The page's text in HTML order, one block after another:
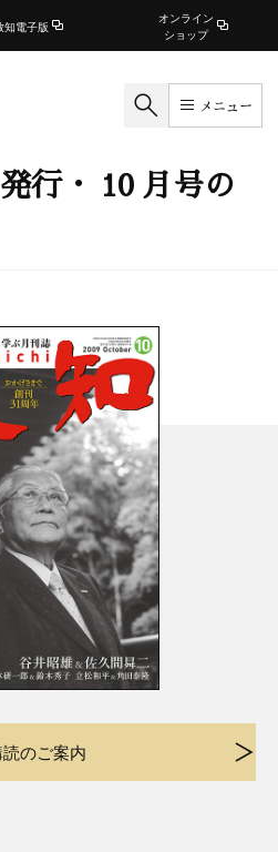
知電子版
オンライン
ショップ
メニュー
行・ 10 月号の
のご案内